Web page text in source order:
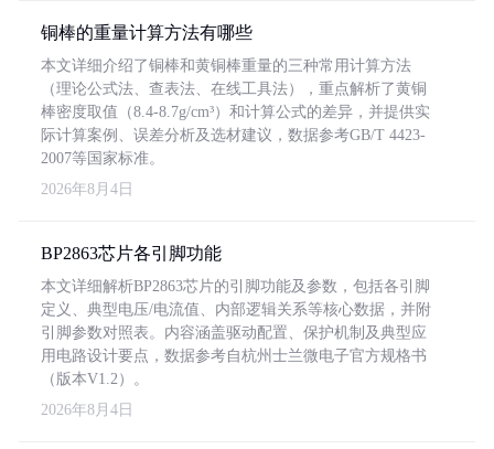
铜棒的重量计算方法有哪些
本文详细介绍了铜棒和黄铜棒重量的三种常用计算方法
（理论公式法、查表法、在线工具法），重点解析了黄铜
棒密度取值（8.4-8.7g/cm³）和计算公式的差异，并提供实
际计算案例、误差分析及选材建议，数据参考GB/T 4423-
2007等国家标准。
2026年8月4日
BP2863芯片各引脚功能
本文详细解析BP2863芯片的引脚功能及参数，包括各引脚
定义、典型电压/电流值、内部逻辑关系等核心数据，并附
引脚参数对照表。内容涵盖驱动配置、保护机制及典型应
用电路设计要点，数据参考自杭州士兰微电子官方规格书
（版本V1.2）。
2026年8月4日